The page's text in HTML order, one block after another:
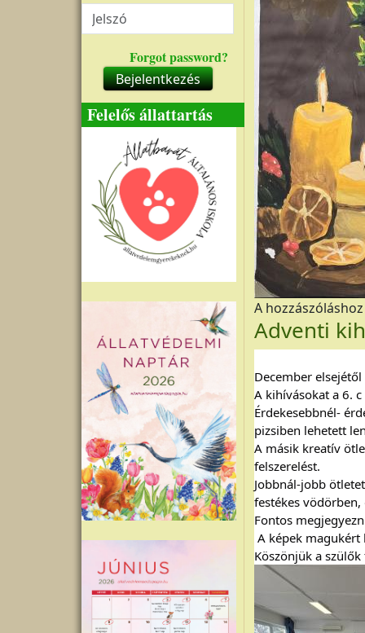
Forgot password?
Bejelentkezés
Felelős állattartás
A
Adventi
December
A kihívásokat a 6.
Érdekesebbnél-
pizsiben lehetett
A másik kreatív
felszerelést.
Jobbnál-jobb
festékes
Fontos
A képek magukért
Köszönjük a